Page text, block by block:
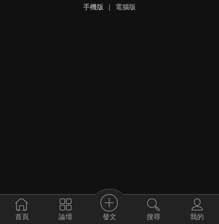
手機版
| 電腦版
首頁 論壇 發文 搜尋 我的